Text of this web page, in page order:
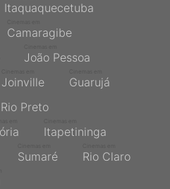
Itaquaquecetuba
Camaragibe
João Pessoa
Joinville Guarujá
Preto
Itapetininga
Sumaré Rio Claro